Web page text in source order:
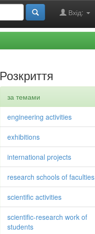
Вхід:
Розкриття
за темами
engineering activities
exhibitions
international projects
research schools of faculties
scientific activities
scientific-research work of
students